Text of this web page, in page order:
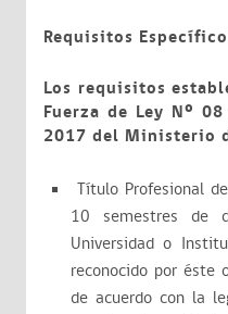
Requisitos
Los requisitos
Fuerza de Ley Nº
2017 del Ministerio
Título Profesional
10 semestres de
Universidad o
reconocido por éste
de acuerdo con la